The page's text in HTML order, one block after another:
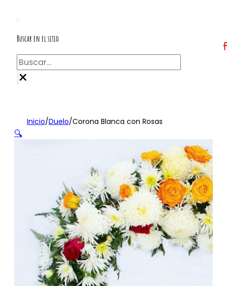
Buscar en el sitio
Buscar
×
Inicio/Duelo/Corona Blanca con Rosas
🔍